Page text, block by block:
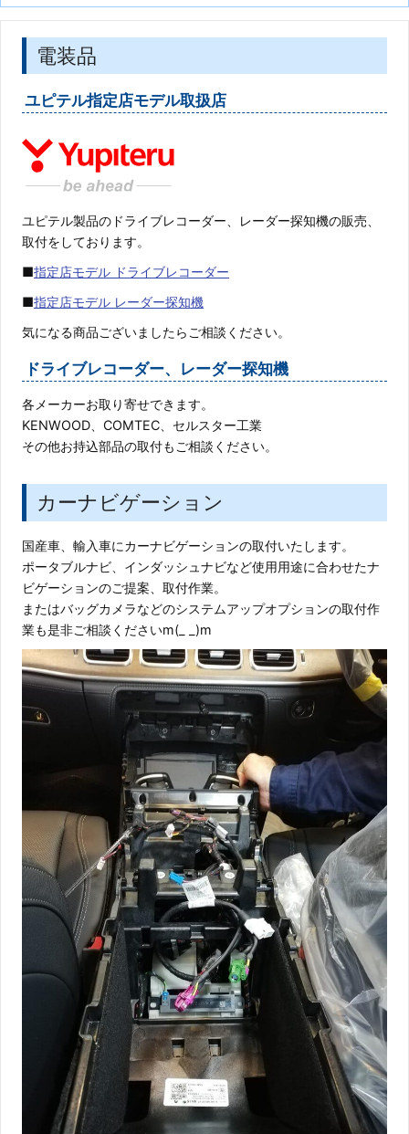
電装品
ユピテル指定店モデル取扱店
ユピテル製品のドライブレコーダー、レーダー探知機の販売、
取付をしております。
■指定店モデル ドライブレコーダー
■指定店モデル レーダー探知機
気になる商品ございましたらご相談ください。
ドライブレコーダー、レーダー探知機
各メーカーお取り寄せできます。
KENWOOD、COMTEC、セルスター工業
その他お持込部品の取付もご相談ください。
カーナビゲーション
国産車、輸入車にカーナビゲーションの取付いたします。
ポータブルナビ、インダッシュナビなど使用用途に合わせたナ
ビゲーションのご提案、取付作業。
またはバッグカメラなどのシステムアップオプションの取付作
業も是非ご相談くださいm(_ _)m